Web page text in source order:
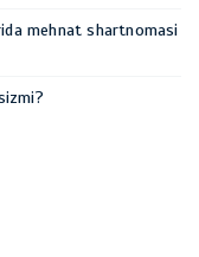
mehnat shartnomasi